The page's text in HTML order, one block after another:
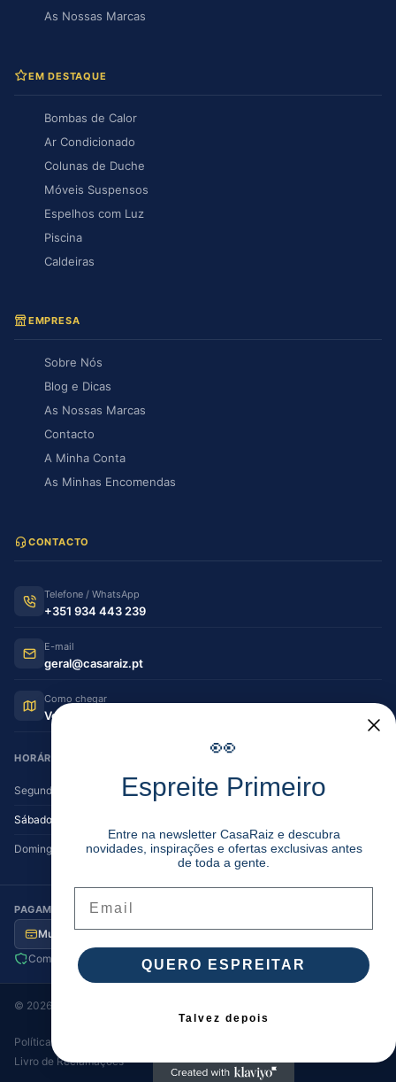
As Nossas Marcas
EM DESTAQUE
Bombas de Calor
Ar Condicionado
Colunas de Duche
Móveis Suspensos
Espelhos com Luz
Piscina
Caldeiras
EMPRESA
Sobre Nós
Blog e Dicas
As Nossas Marcas
Contacto
A Minha Conta
As Minhas Encomendas
CONTACTO
Telefone / WhatsApp
+351 934 443 239
E-mail
geral@casaraiz.pt
Como chegar
Ver no Google Maps
HORÁRIO DE FUNCIONAMENTO
Segunda — Sexta 08:30–12:30 | 14:00–19:30
Sábado
Domingo Encerrado
PAGAMENTO SEGURO
Multibanco MB Way Visa / MC
Transferência
Compra segura
Envio para Portugal
© 2026
Política de Privacidade
Livro de Reclamações
👀
Espreite Primeiro
Entre na newsletter CasaRaiz e descubra
novidades, inspirações e ofertas exclusivas antes
de toda a gente.
QUERO ESPREITAR
Talvez depois